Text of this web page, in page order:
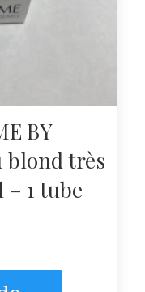
BY
blond très
– 1 tube